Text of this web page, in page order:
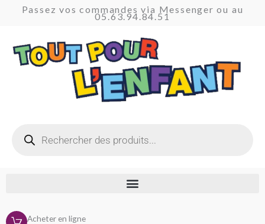
Passez vos commandes via Messenger ou au
05.63.94.84.51
produits
Acheter en ligne